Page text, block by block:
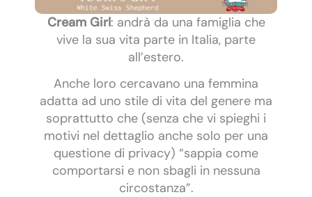
Cream Girl: andrà da una famiglia che
vive la sua vita parte in Italia, parte
all’estero.
Anche loro cercavano una femmina
adatta ad uno stile di vita del genere ma
soprattutto che (senza che vi spieghi i
motivi nel dettaglio anche solo per una
questione di privacy) “sappia come
comportarsi e non sbagli in nessuna
circostanza”.